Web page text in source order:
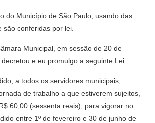
do Município de São Paulo, usando das
são conferidas por lei.
Municipal, em sessão de 20 de
e eu promulgo a seguinte Lei:
a todos os servidores municipais,
de trabalho a que estiverem sujeitos,
60,00 (sessenta reais), para vigorar no
entre 1º de fevereiro e 30 de junho de